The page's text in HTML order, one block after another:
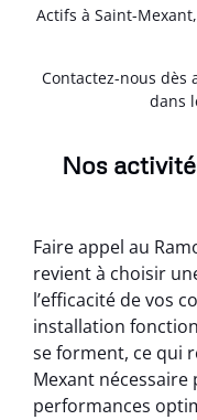
Actifs à Saint-
Contactez-nous dès
dans
Nos
Faire appel au
revient à choisir
l’efficacité de vos
installation
se forment, ce qui
Mexant
performances